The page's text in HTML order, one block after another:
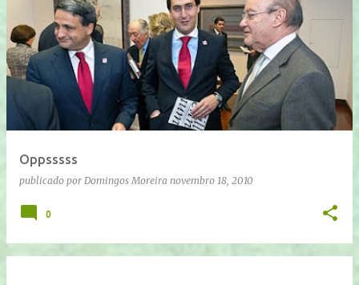
Oppsssss
publicado por Domingos Moreira novembro 18, 2010
0